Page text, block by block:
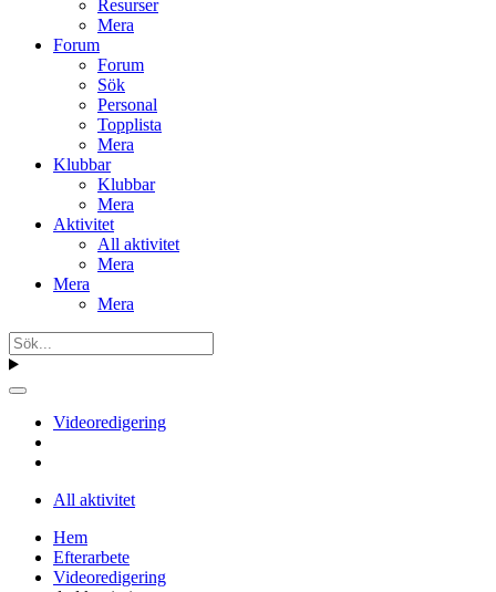
Resurser
Mera
Forum
Forum
Sök
Personal
Topplista
Mera
Klubbar
Klubbar
Mera
Aktivitet
All aktivitet
Mera
Mera
Mera
Videoredigering
All aktivitet
Hem
Efterarbete
Videoredigering